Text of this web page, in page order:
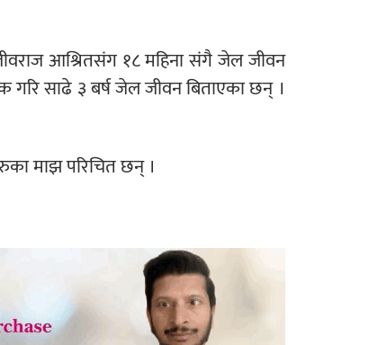
जीवराज आश्रितसंग १८ महिना संगै जेल जीवन
गरि साढे ३ बर्ष जेल जीवन बिताएका छन् ।
माझ परिचित छन् ।